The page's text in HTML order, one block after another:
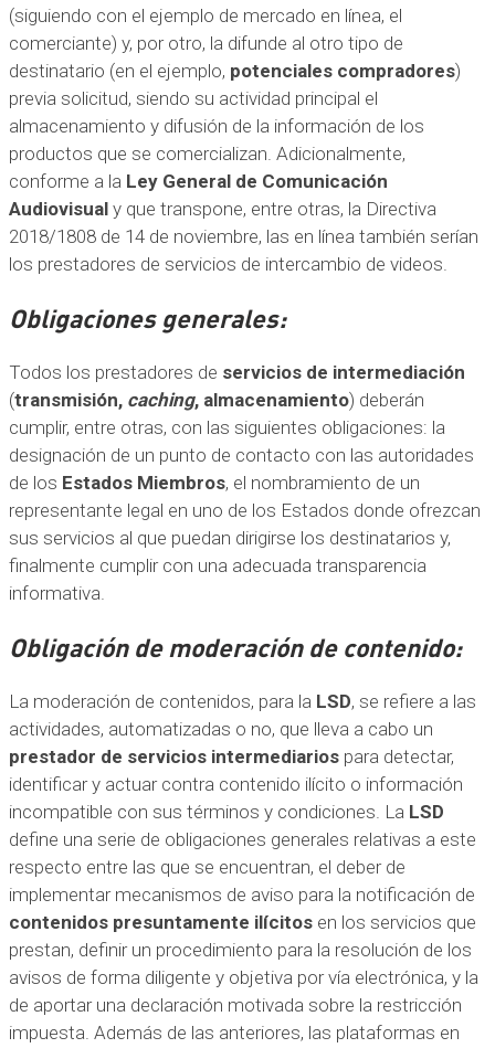
(siguiendo con el ejemplo de mercado en línea, el
comerciante) y, por otro, la difunde al otro tipo de
destinatario (en el ejemplo, potenciales compradores)
previa solicitud, siendo su actividad principal el
almacenamiento y difusión de la información de los
productos que se comercializan. Adicionalmente,
conforme a la Ley General de Comunicación
Audiovisual y que transpone, entre otras, la Directiva
2018/1808 de 14 de noviembre, las en línea también serían
los prestadores de servicios de intercambio de videos.
Obligaciones generales:
Todos los prestadores de servicios de intermediación
(transmisión, caching, almacenamiento) deberán
cumplir, entre otras, con las siguientes obligaciones: la
designación de un punto de contacto con las autoridades
de los Estados Miembros, el nombramiento de un
representante legal en uno de los Estados donde ofrezcan
sus servicios al que puedan dirigirse los destinatarios y,
finalmente cumplir con una adecuada transparencia
informativa.
Obligación de moderación de contenido:
La moderación de contenidos, para la LSD, se refiere a las
actividades, automatizadas o no, que lleva a cabo un
prestador de servicios intermediarios para detectar,
identificar y actuar contra contenido ilícito o información
incompatible con sus términos y condiciones. La LSD
define una serie de obligaciones generales relativas a este
respecto entre las que se encuentran, el deber de
implementar mecanismos de aviso para la notificación de
contenidos presuntamente ilícitos en los servicios que
prestan, definir un procedimiento para la resolución de los
avisos de forma diligente y objetiva por vía electrónica, y la
de aportar una declaración motivada sobre la restricción
impuesta. Además de las anteriores, las plataformas en